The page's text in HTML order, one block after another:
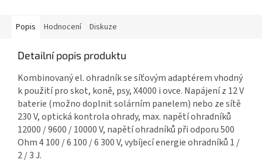
Popis Hodnocení Diskuze
Detailní popis produktu
Kombinovaný el. ohradník se síťovým adaptérem vhodný
k použití pro skot, koně, psy, X4000 i ovce. Napájení z 12 V
baterie (možno doplnit solárním panelem) nebo ze sítě
230 V, optická kontrola ohrady, max. napětí ohradníků
12000 / 9600 / 10000 V, napětí ohradníků při odporu 500
Ohm 4 100 / 6 100 / 6 300 V, vybíjecí energie ohradníků 1 /
2 / 3 J.